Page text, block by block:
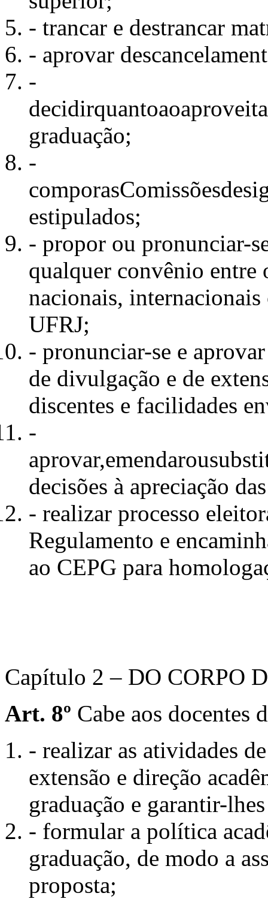
- trancar e destrancar
- aprovar
-
graduação;
-
estipulados;
- propor ou pronunciar-
qualquer convênio entre
nacionais,
UFRJ;
- pronunciar-se e
de divulgação e de
discentes e facilidades
-
decisões à apreciação
- realizar processo
Regulamento e
ao CEPG para
Capítulo 2 – DO CORPO
Art. 8º Cabe aos docentes
- realizar as atividades
extensão e direção
graduação e garantir-
- formular a política
graduação, de modo a
proposta;